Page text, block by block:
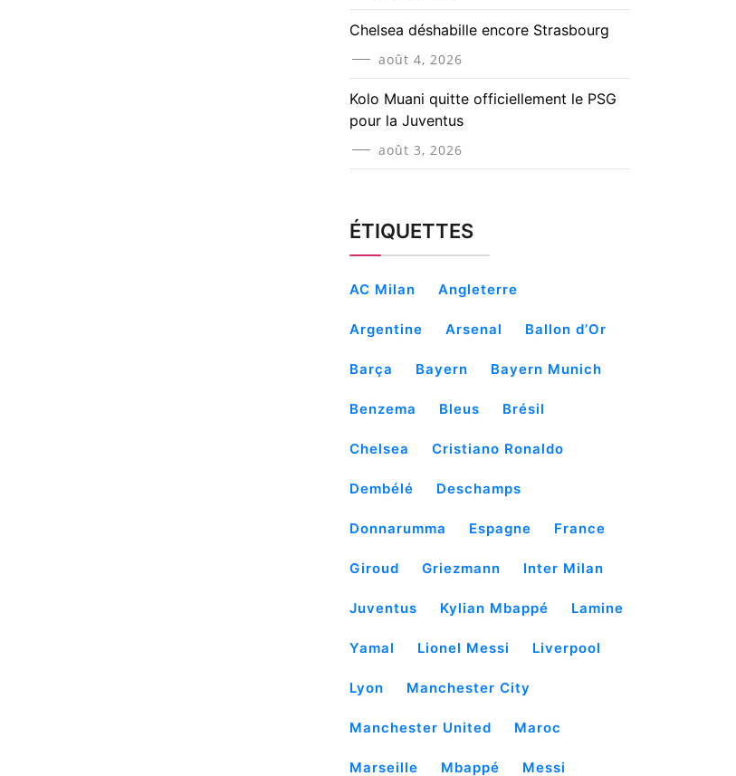
Chelsea déshabille encore Strasbourg
août 4, 2026
Kolo Muani quitte officiellement le PSG
pour la Juventus
août 3, 2026
ÉTIQUETTES
AC Milan Angleterre
Argentine Arsenal Ballon d’Or
Barça Bayern Bayern Munich
Benzema Bleus Brésil
Chelsea Cristiano Ronaldo
Dembélé Deschamps
Donnarumma Espagne France
Giroud Griezmann Inter Milan
Juventus Kylian Mbappé Lamine
Yamal Lionel Messi Liverpool
Lyon Manchester City
Manchester United Maroc
Marseille Mbappé Messi